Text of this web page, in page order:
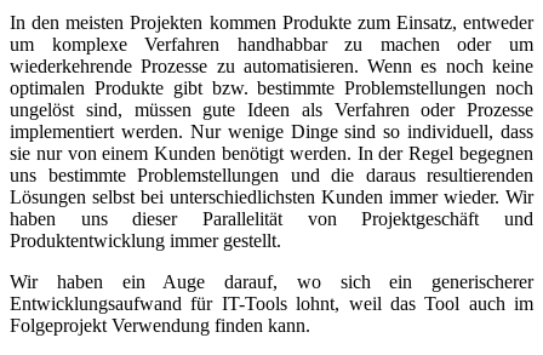
In den meisten Projekten kommen Produkte zum Einsatz, entweder
um komplexe Verfahren handhabbar zu machen oder um
wiederkehrende Prozesse zu automatisieren. Wenn es noch keine
optimalen Produkte gibt bzw. bestimmte Problemstellungen noch
ungelöst sind, müssen gute Ideen als Verfahren oder Prozesse
implementiert werden. Nur wenige Dinge sind so individuell, dass
sie nur von einem Kunden benötigt werden. In der Regel begegnen
uns bestimmte Problemstellungen und die daraus resultierenden
Lösungen selbst bei unterschiedlichsten Kunden immer wieder. Wir
haben uns dieser Parallelität von Projektgeschäft und
Produktentwicklung immer gestellt.
Wir haben ein Auge darauf, wo sich ein generischerer
Entwicklungsaufwand für IT-Tools lohnt, weil das Tool auch im
Folgeprojekt Verwendung finden kann.